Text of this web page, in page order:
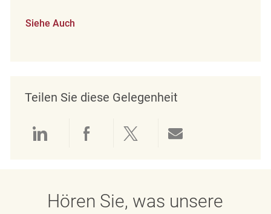
Siehe Auch
Teilen Sie diese Gelegenheit
Über LinkedIn teilen
Über Facebook teilen
Über Twitter teilen
Hören Sie, was unsere